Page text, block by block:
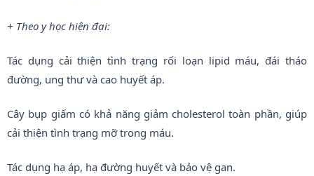
+ Theo y học hiện đại:
Tác dụng cải thiện tình trạng rối loạn lipid máu, đái tháo
đường, ung thư và cao huyết áp.
Cây bụp giấm có khả năng giảm cholesterol toàn phần, giúp
cải thiện tình trạng mỡ trong máu.
Tác dụng hạ áp, hạ đường huyết và bảo vệ gan.